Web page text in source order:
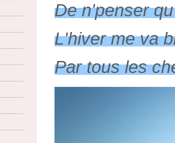
De n'penser
L'hiver me va
Par tous les